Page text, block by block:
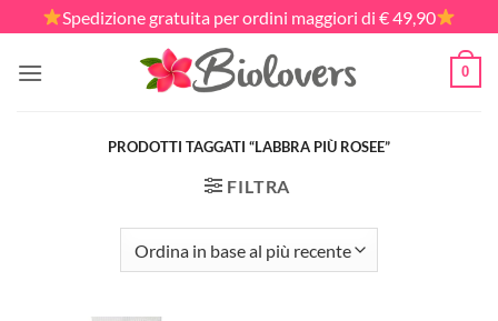
ai
contenuti
Spedizione gratuita per ordini maggiori di € 49,90
0
PRODOTTI TAGGATI “LABBRA PIÙ ROSEE”
FILTRA